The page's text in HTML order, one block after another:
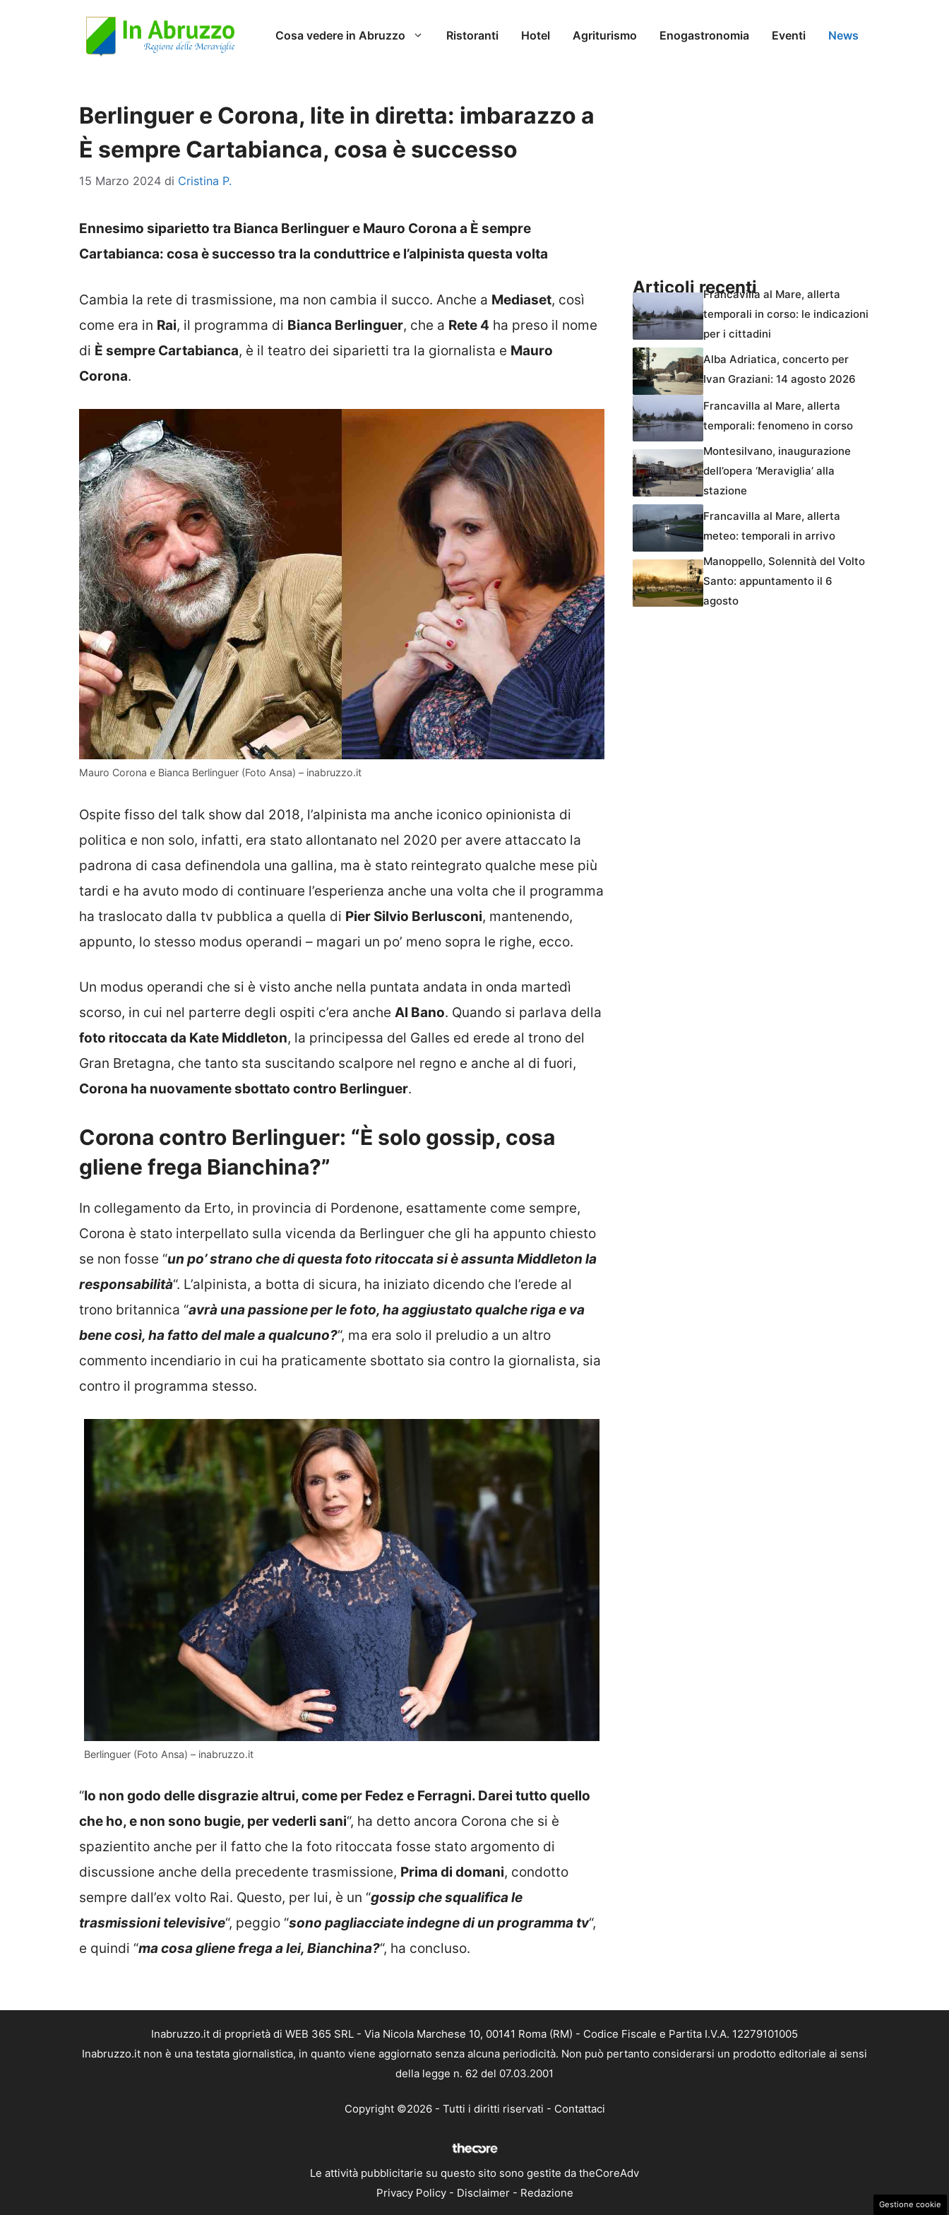
Cosa vedere in Abruzzo Ristoranti Hotel Agriturismo Enogastronomia Eventi News
Berlinguer e Corona, lite in diretta: imbarazzo a
È sempre Cartabianca, cosa è successo
15 Marzo 2024 di Cristina P.
Ennesimo siparietto tra Bianca Berlinguer e Mauro Corona a È sempre
Cartabianca: cosa è successo tra la conduttrice e l’alpinista questa volta
Cambia la rete di trasmissione, ma non cambia il succo. Anche a Mediaset, così
come era in Rai, il programma di Bianca Berlinguer, che a Rete 4 ha preso il nome
di È sempre Cartabianca, è il teatro dei siparietti tra la giornalista e Mauro
Corona.
Mauro Corona e Bianca Berlinguer (Foto Ansa) – inabruzzo.it
Ospite fisso del talk show dal 2018, l’alpinista ma anche iconico opinionista di
politica e non solo, infatti, era stato allontanato nel 2020 per avere attaccato la
padrona di casa definendola una gallina, ma è stato reintegrato qualche mese più
tardi e ha avuto modo di continuare l’esperienza anche una volta che il programma
ha traslocato dalla tv pubblica a quella di Pier Silvio Berlusconi, mantenendo,
appunto, lo stesso modus operandi – magari un po’ meno sopra le righe, ecco.
Un modus operandi che si è visto anche nella puntata andata in onda martedì
scorso, in cui nel parterre degli ospiti c’era anche Al Bano. Quando si parlava della
foto ritoccata da Kate Middleton, la principessa del Galles ed erede al trono del
Gran Bretagna, che tanto sta suscitando scalpore nel regno e anche al di fuori,
Corona ha nuovamente sbottato contro Berlinguer.
Corona contro Berlinguer: “È solo gossip, cosa
gliene frega Bianchina?”
In collegamento da Erto, in provincia di Pordenone, esattamente come sempre,
Corona è stato interpellato sulla vicenda da Berlinguer che gli ha appunto chiesto
se non fosse “un po’ strano che di questa foto ritoccata si è assunta Middleton la
responsabilità“. L’alpinista, a botta di sicura, ha iniziato dicendo che l’erede al
trono britannica “avrà una passione per le foto, ha aggiustato qualche riga e va
bene così, ha fatto del male a qualcuno?“, ma era solo il preludio a un altro
commento incendiario in cui ha praticamente sbottato sia contro la giornalista, sia
contro il programma stesso.
Berlinguer (Foto Ansa) – inabruzzo.it
“Io non godo delle disgrazie altrui, come per Fedez e Ferragni. Darei tutto quello
che ho, e non sono bugie, per vederli sani“, ha detto ancora Corona che si è
spazientito anche per il fatto che la foto ritoccata fosse stato argomento di
discussione anche della precedente trasmissione, Prima di domani, condotto
sempre dall’ex volto Rai. Questo, per lui, è un “gossip che squalifica le
trasmissioni televisive“, peggio “sono pagliacciate indegne di un programma tv“,
e quindi “ma cosa gliene frega a lei, Bianchina?“, ha concluso.
Articoli recentiFrancavilla al Mare, allerta
temporali in corso: le indicazioni
per i cittadini
Alba Adriatica, concerto per
Ivan Graziani: 14 agosto 2026
Francavilla al Mare, allerta
temporali: fenomeno in corso
Montesilvano, inaugurazione
dell’opera ‘Meraviglia’ alla
stazione
Francavilla al Mare, allerta
meteo: temporali in arrivo
Manoppello, Solennità del Volto
Santo: appuntamento il 6
agosto
Inabruzzo.it di proprietà di WEB 365 SRL - Via Nicola Marchese 10, 00141 Roma (RM) - Codice Fiscale e Partita I.V.A. 12279101005
Inabruzzo.it non è una testata giornalistica, in quanto viene aggiornato senza alcuna periodicità. Non può pertanto considerarsi un prodotto editoriale ai sensi
della legge n. 62 del 07.03.2001
Copyright ©2026 - Tutti i diritti riservati - Contattaci
Le attività pubblicitarie su questo sito sono gestite da theCoreAdv
Privacy Policy- Disclaimer- Redazione
Gestione cookie